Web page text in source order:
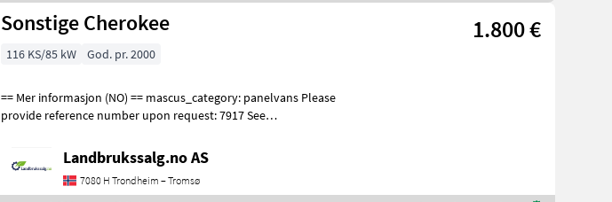
Sonstige Cherokee 1.800 €
116 KS/85 kW God. pr. 2000
== Mer informasjon (NO) == mascus_category: panelvans Please
provide reference number upon request: 7917 See
Landbrukssalg.no AS
7080 H Trondheim – Tromsø